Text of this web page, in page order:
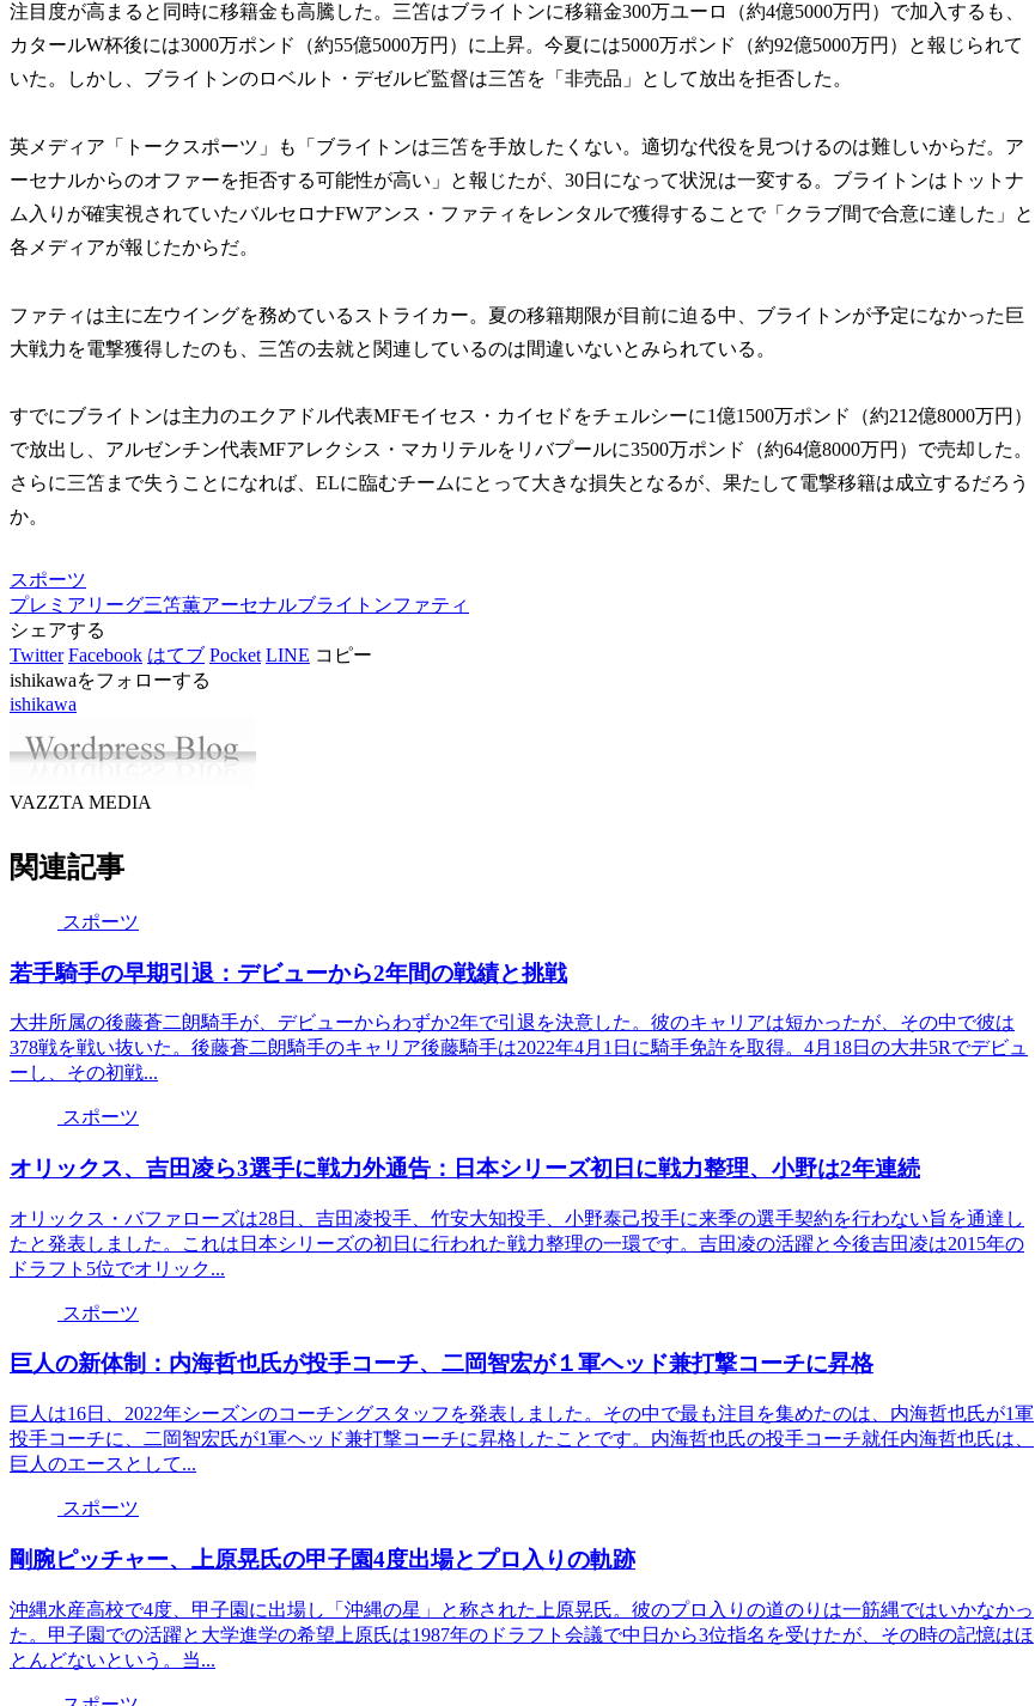
注目度が高まると同時に移籍金も高騰した。三笘はブライトンに移籍金300万ユーロ（約4億5000万円）で加入するも、
カタールW杯後には3000万ポンド（約55億5000万円）に上昇。今夏には5000万ポンド（約92億5000万円）と報じられて
いた。しかし、ブライトンのロベルト・デゼルビ監督は三笘を「非売品」として放出を拒否した。
英メディア「トークスポーツ」も「ブライトンは三笘を手放したくない。適切な代役を見つけるのは難しいからだ。ア
ーセナルからのオファーを拒否する可能性が高い」と報じたが、30日になって状況は一変する。ブライトンはトットナ
ム入りが確実視されていたバルセロナFWアンス・ファティをレンタルで獲得することで「クラブ間で合意に達した」と
各メディアが報じたからだ。
ファティは主に左ウイングを務めているストライカー。夏の移籍期限が目前に迫る中、ブライトンが予定になかった巨
大戦力を電撃獲得したのも、三笘の去就と関連しているのは間違いないとみられている。
すでにブライトンは主力のエクアドル代表MFモイセス・カイセドをチェルシーに1億1500万ポンド（約212億8000万円）
で放出し、アルゼンチン代表MFアレクシス・マカリテルをリバプールに3500万ポンド（約64億8000万円）で売却した。
さらに三笘まで失うことになれば、ELに臨むチームにとって大きな損失となるが、果たして電撃移籍は成立するだろう
か。
スポーツ
プレミアリーグ三笘薫アーセナルブライトンファティ
シェアする
Twitter Facebook はてブ Pocket LINE コピー
ishikawaをフォローする
ishikawa
VAZZTA MEDIA
関連記事
スポーツ
若手騎手の早期引退：デビューから2年間の戦績と挑戦
大井所属の後藤蒼二朗騎手が、デビューからわずか2年で引退を決意した。彼のキャリアは短かったが、その中で彼は
378戦を戦い抜いた。後藤蒼二朗騎手のキャリア後藤騎手は2022年4月1日に騎手免許を取得。4月18日の大井5Rでデビュ
ーし、その初戦...
スポーツ
オリックス、吉田凌ら3選手に戦力外通告：日本シリーズ初日に戦力整理、小野は2年連続
オリックス・バファローズは28日、吉田凌投手、竹安大知投手、小野泰己投手に来季の選手契約を行わない旨を通達し
たと発表しました。これは日本シリーズの初日に行われた戦力整理の一環です。吉田凌の活躍と今後吉田凌は2015年の
ドラフト5位でオリック...
スポーツ
巨人の新体制：内海哲也氏が投手コーチ、二岡智宏が１軍ヘッド兼打撃コーチに昇格
巨人は16日、2022年シーズンのコーチングスタッフを発表しました。その中で最も注目を集めたのは、内海哲也氏が1軍
投手コーチに、二岡智宏氏が1軍ヘッド兼打撃コーチに昇格したことです。内海哲也氏の投手コーチ就任内海哲也氏は、
巨人のエースとして...
スポーツ
剛腕ピッチャー、上原晃氏の甲子園4度出場とプロ入りの軌跡
沖縄水産高校で4度、甲子園に出場し「沖縄の星」と称された上原晃氏。彼のプロ入りの道のりは一筋縄ではいかなかっ
た。甲子園での活躍と大学進学の希望上原氏は1987年のドラフト会議で中日から3位指名を受けたが、その時の記憶はほ
とんどないという。当...